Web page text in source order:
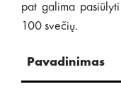
pat galima
100 svečių.
Pavadinimas